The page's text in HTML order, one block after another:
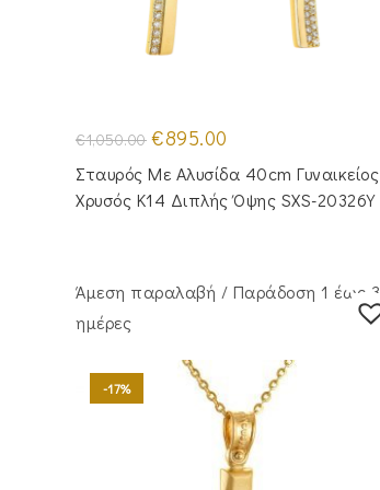
€1,050.00 Original
price
was:
€1,050.00.
€895.00
τιμή
είναι:
€895.00.
Σταυρός Με Αλυσίδα 40cm Γυναικείος
Χρυσός Κ14 Διπλής Όψης SXS-20326Y
Άμεση παραλαβή / Παράδoση 1 έως 3
ημέρες
-17%